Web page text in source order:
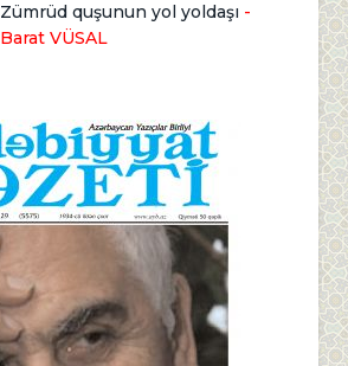
Zümrüd quşunun yol yoldaşı -
Barat VÜSAL